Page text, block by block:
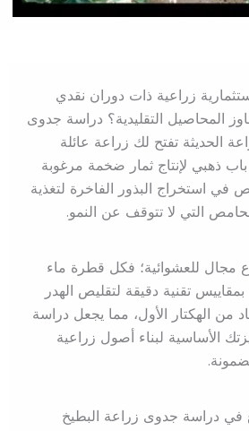
زراعية ذات دوران نقدي
المحاصيل التقليدية؟ دراسة جدوى
الحديثة تفتح لك زراعة عائلة
ذهبي لإنتاج ثمار ضخمة مرغوبة
في استخراج البذور الفاخرة لتغذية
التي لا تتوقف عن النمو.
مجال للعشوائية؛ فكل قطرة ماء
تقنية دقيقة لتقليص الهدر
من الهكتار الأول، مما يجعل دراسة
الأساسية لبناء أصول زراعية
دراسة جدوى زراعة البطيخ